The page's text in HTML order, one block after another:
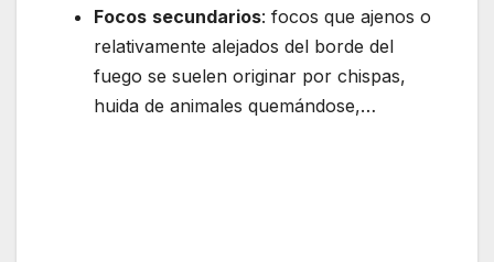
Focos secundarios: focos que ajenos o
relativamente alejados del borde del
fuego se suelen originar por chispas,
huida de animales quemándose,…